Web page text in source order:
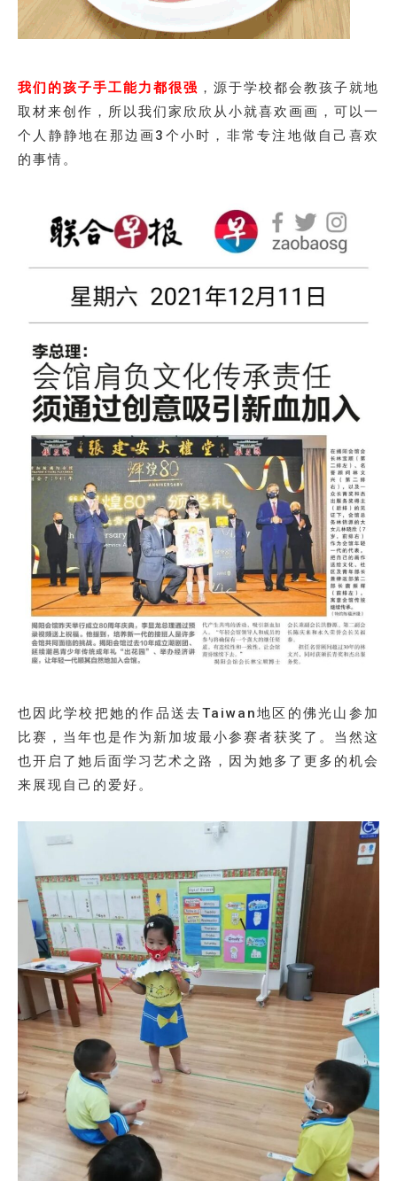
我们的孩子手工能力都很强 ，源于学校都会教孩子就地
取材来创作，所以我们家欣欣从小就喜欢画画，可以一
个人静静地在那边画3个小时，非常专注地做自己喜欢
的事情。
也因此学校把她的作品送去Taiwan地区的佛光山参加
比赛，当年也是作为新加坡最小参赛者获奖了。当然这
也开启了她后面学习艺术之路，因为她多了更多的机会
来展现自己的爱好。